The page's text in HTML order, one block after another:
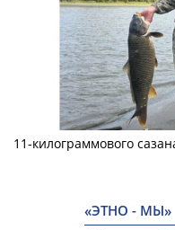
11-килограммового
«ЭТНО - МЫ»